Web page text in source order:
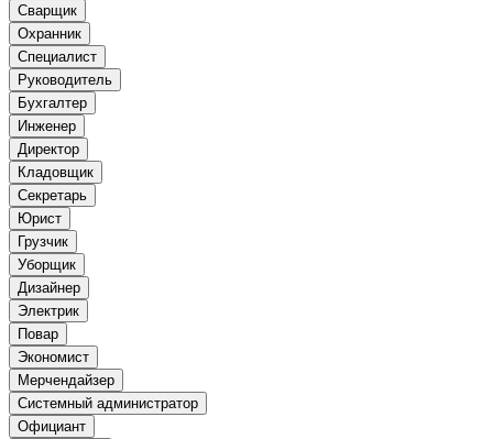
Сварщик
Охранник
Специалист
Руководитель
Бухгалтер
Инженер
Директор
Кладовщик
Секретарь
Юрист
Грузчик
Уборщик
Дизайнер
Электрик
Повар
Экономист
Мерчендайзер
Системный администратор
Официант